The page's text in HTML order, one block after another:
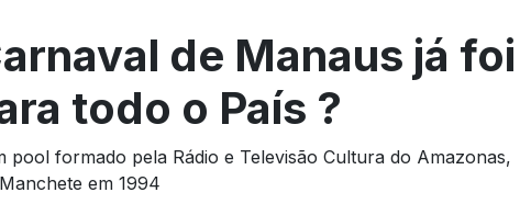
de Manaus já foi
todo o País ?
pool formado pela Rádio e Televisão Cultura do Amazonas,
em 1994